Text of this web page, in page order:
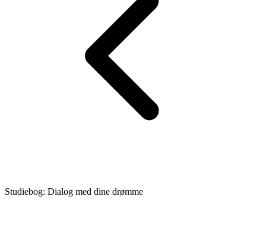
Studiebog: Dialog med dine drømme